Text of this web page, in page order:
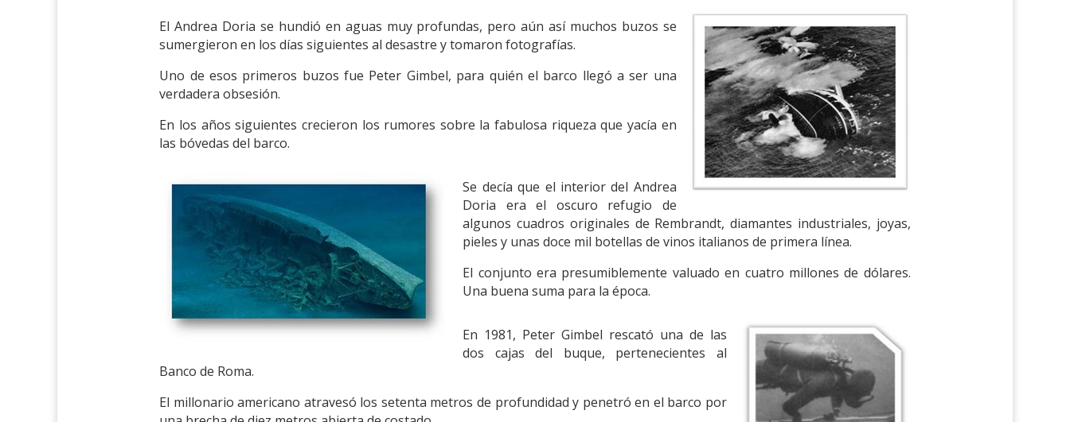
El Andrea Doria se hundió en aguas muy profundas, pero aún así muchos buzos se
sumergieron en los días siguientes al desastre y tomaron fotografías.
Uno de esos primeros buzos fue Peter Gimbel, para quién el barco llegó a ser una
verdadera obsesión.
En los años siguientes crecieron los rumores sobre la fabulosa riqueza que yacía en
las bóvedas del barco.
Se decía que el interior del Andrea
Doria era el oscuro refugio de
algunos cuadros originales de Rembrandt, diamantes industriales, joyas,
pieles y unas doce mil botellas de vinos italianos de primera línea.
El conjunto era presumiblemente valuado en cuatro millones de dólares.
Una buena suma para la época.
En 1981, Peter Gimbel rescató una de las
dos cajas del buque, pertenecientes al
Banco de Roma.
El millonario americano atravesó los setenta metros de profundidad y penetró en el barco por